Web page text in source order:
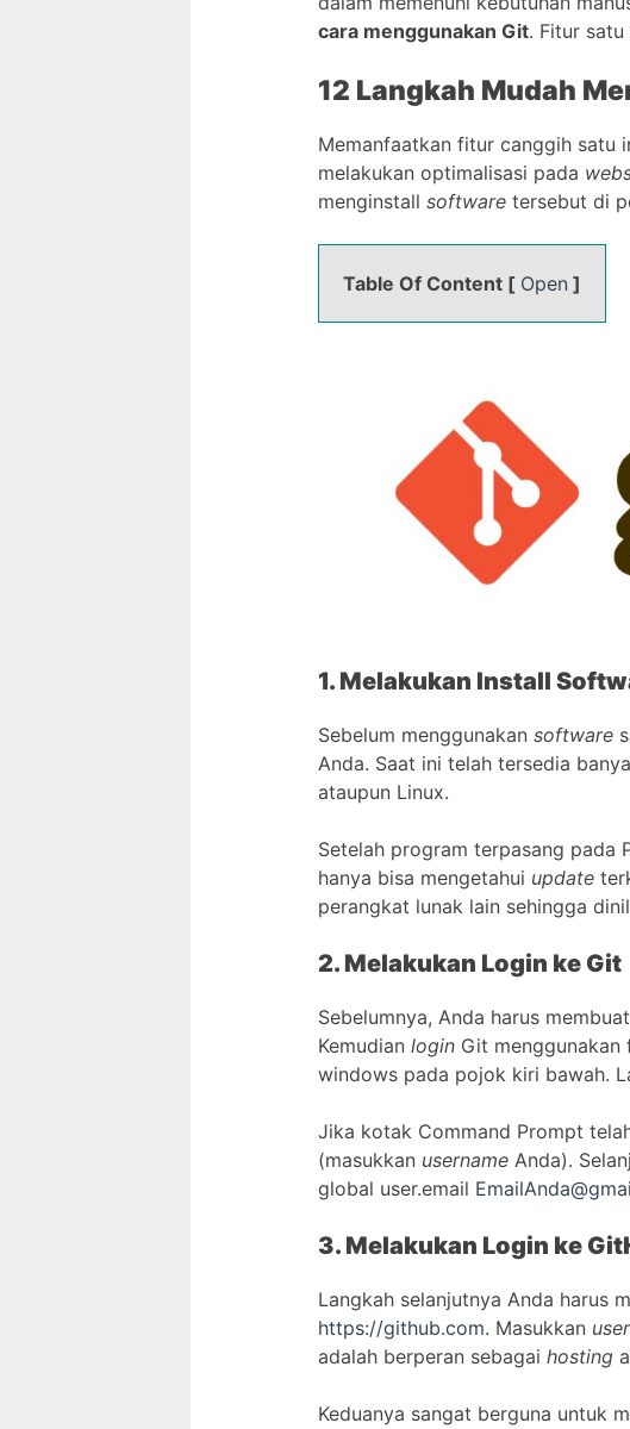
cara menggunakan Git. Fitur
12 Langkah Mudah
Memanfaatkan fitur canggih satu
melakukan optimalisasi pada
menginstall software tersebut di
Table Of Content [ Open ]
1. Melakukan Install
Sebelum menggunakan software
Anda. Saat ini telah tersedia
ataupun Linux.
Setelah program terpasang pada
hanya bisa mengetahui update
perangkat lunak lain sehingga
2. Melakukan Login ke Git
Sebelumnya, Anda harus
Kemudian login Git
windows pada pojok kiri bawah.
Jika kotak Command Prompt
(masukkan username Anda).
global user.email
3. Melakukan Login ke
Langkah selanjutnya Anda harus
https://github.com. Masukkan
adalah berperan sebagai hosting
Keduanya sangat berguna untuk